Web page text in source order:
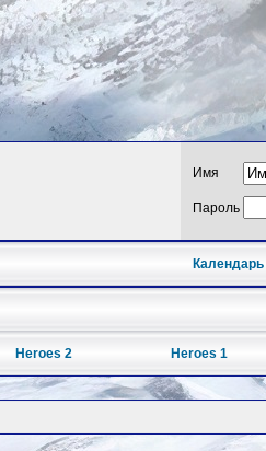
Имя
Пароль
Календарь
Heroes 2 Heroes 1